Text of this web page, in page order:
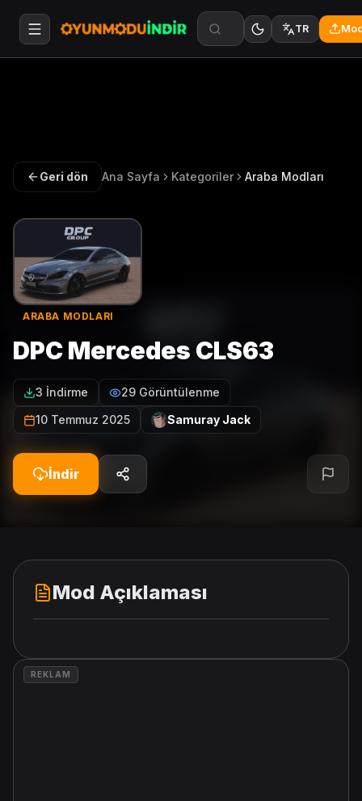
TR
Geri dön Ana Sayfa Kategoriler Araba Modları
ARABA MODLARI
DPC Mercedes CLS63
3 İndirme
29 Görüntülenme
10 Temmuz 2025
Samuray Jack
İndir
Mod Açıklaması
REKLAM